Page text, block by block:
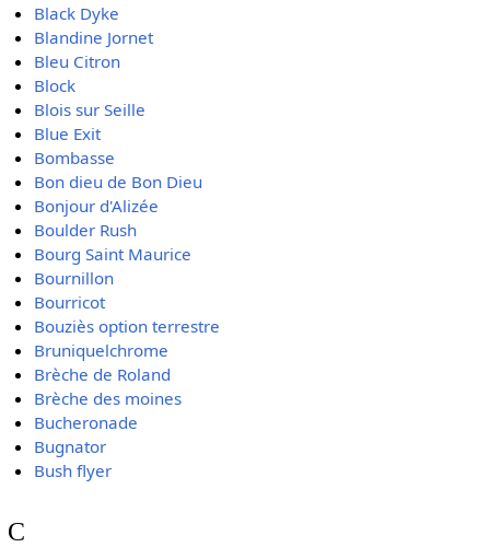
Black Dyke
Blandine Jornet
Bleu Citron
Block
Blois sur Seille
Blue Exit
Bombasse
Bon dieu de Bon Dieu
Bonjour d'Alizée
Boulder Rush
Bourg Saint Maurice
Bournillon
Bourricot
Bouziès option terrestre
Bruniquelchrome
Brèche de Roland
Brèche des moines
Bucheronade
Bugnator
Bush flyer
C